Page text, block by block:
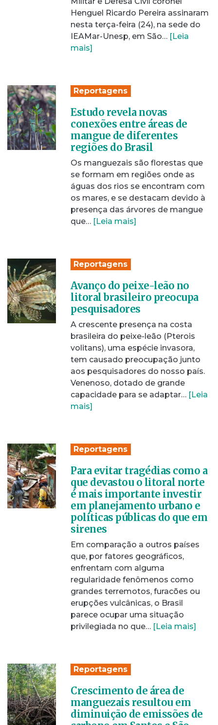
Henguel Ricardo Pereira assinaram
nesta terça-feira (24), na sede do
IEAMar-Unesp, em São… [Leia
mais]
Reportagens
Estudo revela novas
conexões entre áreas de
mangue de diferentes
regiões do Brasil
Os manguezais são florestas que
se formam em regiões onde as
águas dos rios se encontram com
os mares, e se destacam devido à
presença das árvores de mangue
que… [Leia mais]
Reportagens
Avanço do peixe-leão no
litoral brasileiro preocupa
pesquisadores
A crescente presença na costa
brasileira do peixe-leão (Pterois
volitans), uma espécie invasora,
tem causado preocupação junto
aos pesquisadores do nosso país.
Venenoso, dotado de grande
capacidade para se adaptar… [Leia
mais]
Reportagens
Para evitar tragédias como a
que devastou o litoral norte
é mais importante investir
em planejamento urbano e
políticas públicas do que em
sirenes
Em comparação a outros países
que, por fatores geográficos,
enfrentam com alguma
regularidade fenômenos como
grandes terremotos, furacões ou
erupções vulcânicas, o Brasil
parece ocupar uma situação
privilegiada no que… [Leia mais]
Reportagens
Crescimento de área de
manguezais resultou em
diminuição de emissões de